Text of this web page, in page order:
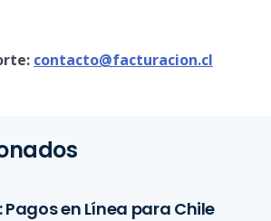
contacto@facturacion.cl
en Línea para Chile